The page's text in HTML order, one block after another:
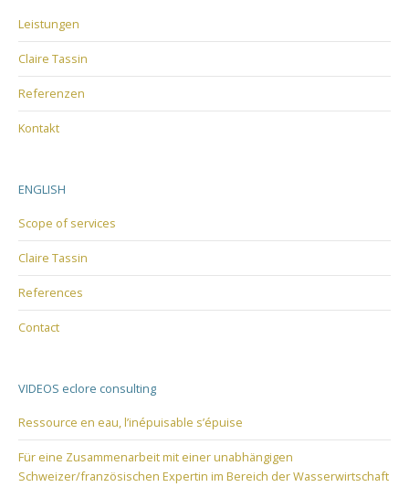
Leistungen
Claire Tassin
Referenzen
Kontakt
ENGLISH
Scope of services
Claire Tassin
References
Contact
VIDEOS eclore consulting
Ressource en eau, l’inépuisable s’épuise
Für eine Zusammenarbeit mit einer unabhängigen
Schweizer/französischen Expertin im Bereich der Wasserwirtschaft